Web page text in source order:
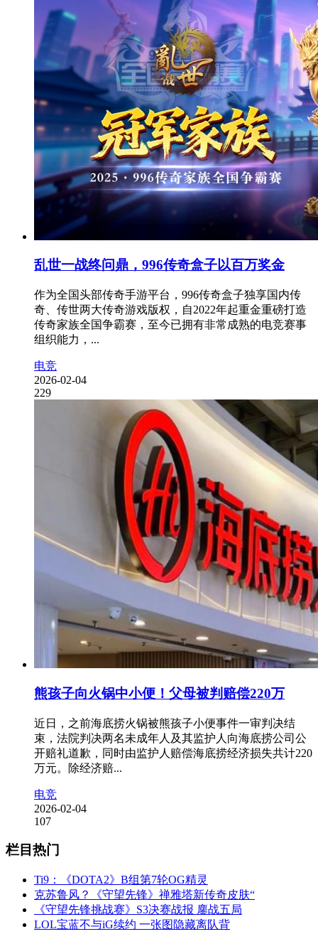
乱世一战终问鼎，996传奇盒子以百万奖金
作为全国头部传奇手游平台，996传奇盒子独享国内传
奇、传世两大传奇游戏版权，自2022年起重金重磅打造
传奇家族全国争霸赛，至今已拥有非常成熟的电竞赛事
组织能力，...
电竞
2026-02-04
229
熊孩子向火锅中小便！父母被判赔偿220万
近日，之前海底捞火锅被熊孩子小便事件一审判决结
束，法院判决两名未成年人及其监护人向海底捞公司公
开赔礼道歉，同时由监护人赔偿海底捞经济损失共计220
万元。除经济赔...
电竞
2026-02-04
107
栏目热门
Ti9：《DOTA2》B组第7轮OG精灵
克苏鲁风？《守望先锋》禅雅塔新传奇皮肤“
《守望先锋挑战赛》S3决赛战报 鏖战五局
LOL宝蓝不与iG续约 一张图隐藏离队背